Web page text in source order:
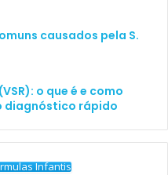
causados pela S.
o que é e como
diagnóstico rápido
Infantis